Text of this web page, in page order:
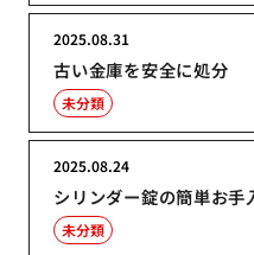
古い金庫を安全に処分
2025.08.31
未分類
シリンダー錠の簡単お手
2025.08.24
未分類